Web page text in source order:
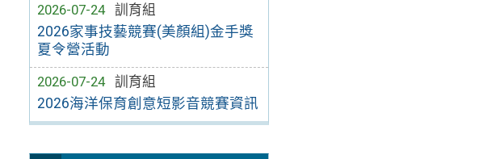
2026-07-24
訓育組
2026家事技藝競賽(美顏組)金手獎
夏令營活動
2026-07-24
訓育組
2026海洋保育創意短影音競賽資訊